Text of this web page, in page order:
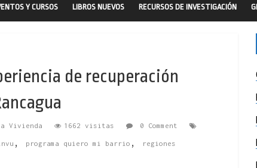
Y CURSOS LIBROS NUEVOS RECURSOS DE INVESTIGACIÓN
de recuperación
Vivienda 1662 visitas 0 Comment
, programa quiero mi barrio , regiones